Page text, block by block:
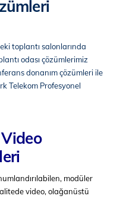
toplantı salonlarında
odası çözümlerimiz
donanım çözümleri ile
Telekom Profesyonel
modüler
video, olağanüstü